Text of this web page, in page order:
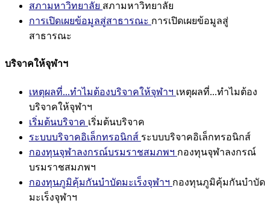
สภามหาวิทยาลัย สภามหาวิทยาลัย
การเปิดเผยข้อมูลสู่สาธารณะ การเปิดเผยข้อมูลสู่
สาธารณะ
บริจาคให้จุฬาฯ
เหตุผลที่...ทำไมต้องบริจาคให้จุฬาฯ เหตุผลที่...ทำไมต้อง
บริจาคให้จุฬาฯ
เริ่มต้นบริจาค เริ่มต้นบริจาค
ระบบบริจาคอิเล็กทรอนิกส์ ระบบบริจาคอิเล็กทรอนิกส์
กองทุนจุฬาลงกรณ์บรมราชสมภพฯ กองทุนจุฬาลงกรณ์
บรมราชสมภพฯ
กองทุนภูมิคุ้มกันบำบัดมะเร็งจุฬาฯ กองทุนภูมิคุ้มกันบำบัด
มะเร็งจุฬาฯ